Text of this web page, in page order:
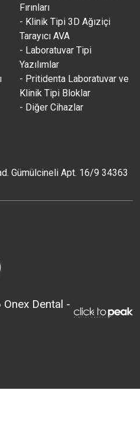
Fırınları
- Klinik Tipi 3D Ağıziçi
Tarayıcı AVA
- Laboratuvar Tipi
Yazılımlar
- Pritidenta Laboratuvar ve
Klinik Tipi Bloklar
- Diğer Cihazlar
Gümülcineli Apt. 16/9 34363
Dental -